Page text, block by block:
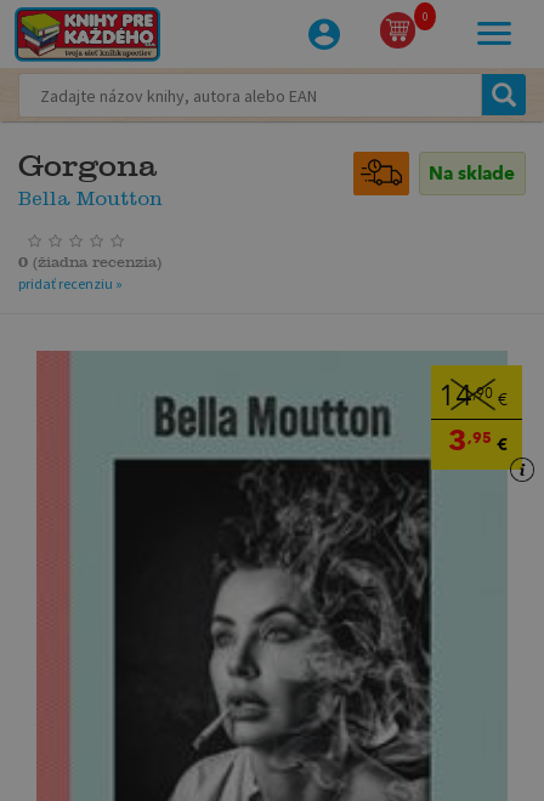
0
Gorgona
Bella Moutton
Na sklade
0 (žiadna recenzia)
pridať recenziu »
14,90 €
3,95 €